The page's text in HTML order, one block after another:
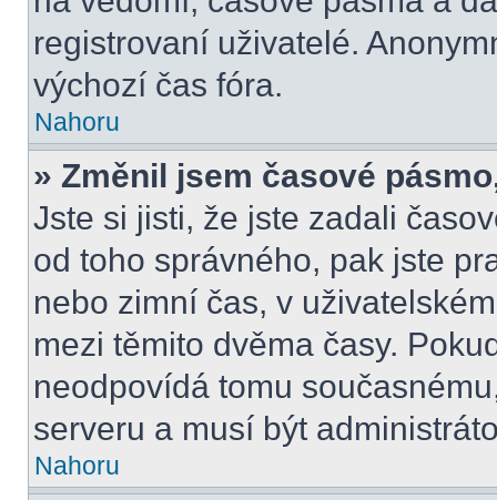
registrovaní uživatelé.
výchozí čas fóra.
Nahoru
» Změnil jsem časové
Jste si jisti, že jste zadali
od toho správného, pak jste
nebo zimní čas, v
mezi těmito dvěma časy.
neodpovídá tomu
serveru a musí být
Nahoru